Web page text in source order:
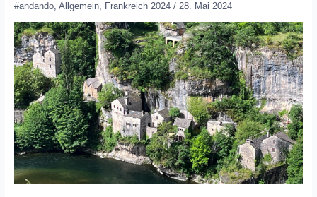
#andando, Allgemein, Frankreich 2024/ 28. Mai 2024